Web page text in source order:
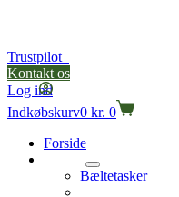
Trustpilot
Kontakt os
Log ind
Indkøbskurv0 kr. 0
Forside
Outdoor
Bæltetasker